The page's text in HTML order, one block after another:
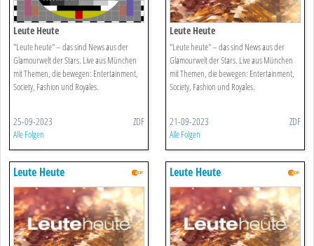
Leute Heute
"Leute heute" – das sind News aus der
Glamourwelt der Stars. Live aus München
mit Themen, die bewegen: Entertainment,
Society, Fashion und Royales.
25-09-2023 ZDF
Alle Folgen
Leute Heute
"Leute heute" – das sind News aus der
Glamourwelt der Stars. Live aus München
mit Themen, die bewegen: Entertainment,
Society, Fashion und Royales.
21-09-2023 ZDF
Alle Folgen
Leute Heute Leute Heute